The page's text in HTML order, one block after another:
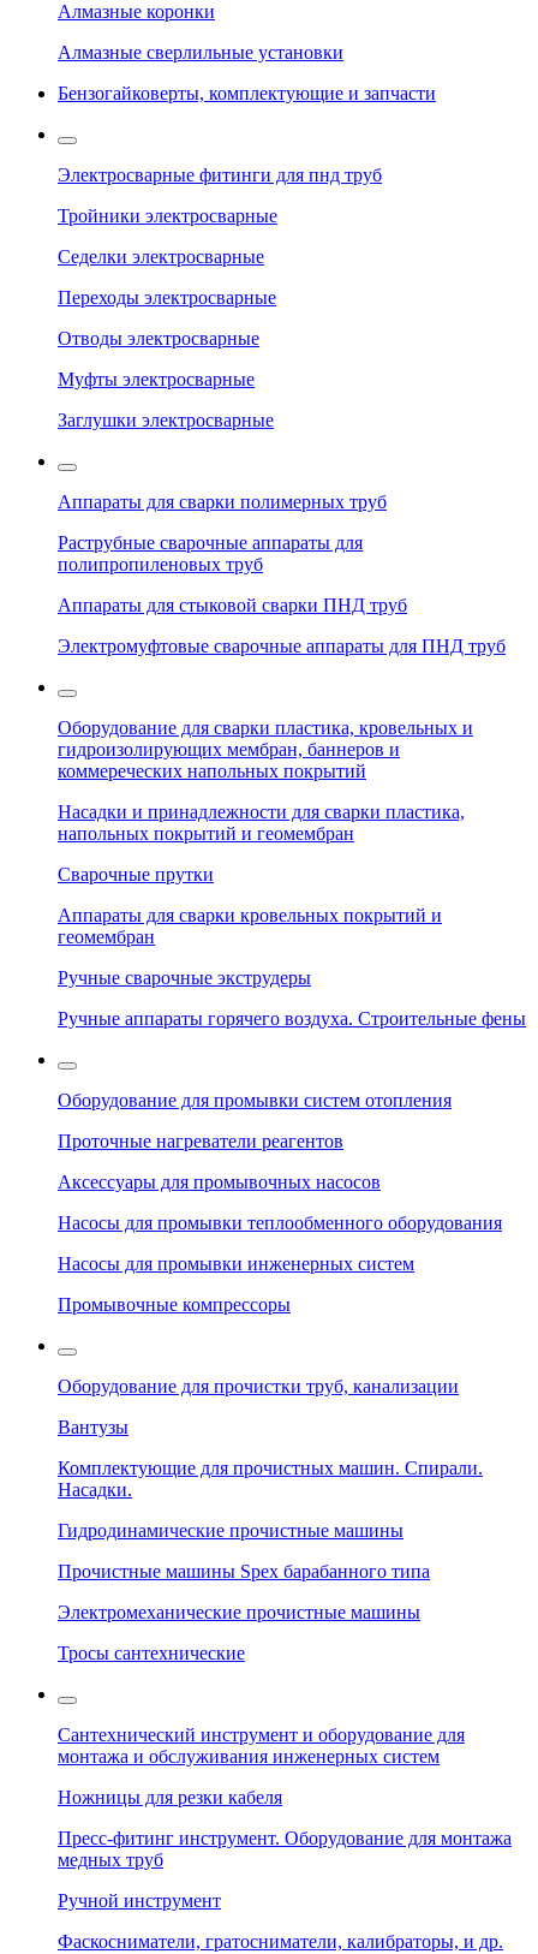
Алмазные коронки
Алмазные сверлильные установки
Бензогайковерты, комплектующие и запчасти
Электросварные фитинги для пнд труб
Тройники электросварные
Седелки электросварные
Переходы электросварные
Отводы электросварные
Муфты электросварные
Заглушки электросварные
Аппараты для сварки полимерных труб
Раструбные сварочные аппараты для
полипропиленовых труб
Аппараты для стыковой сварки ПНД труб
Электромуфтовые сварочные аппараты для ПНД труб
Оборудование для сварки пластика, кровельных и
гидроизолирующих мембран, баннеров и
коммереческих напольных покрытий
Насадки и принадлежности для сварки пластика,
напольных покрытий и геомембран
Сварочные прутки
Аппараты для сварки кровельных покрытий и
геомембран
Ручные сварочные экструдеры
Ручные аппараты горячего воздуха. Строительные фены
Оборудование для промывки систем отопления
Проточные нагреватели реагентов
Аксессуары для промывочных насосов
Насосы для промывки теплообменного оборудования
Насосы для промывки инженерных систем
Промывочные компрессоры
Оборудование для прочистки труб, канализации
Вантузы
Комплектующие для прочистных машин. Спирали.
Насадки.
Гидродинамические прочистные машины
Прочистные машины Spex барабанного типа
Электромеханические прочистные машины
Тросы сантехнические
Сантехнический инструмент и оборудование для
монтажа и обслуживания инженерных систем
Ножницы для резки кабеля
Пресс-фитинг инструмент. Оборудование для монтажа
медных труб
Ручной инструмент
Фаскосниматели, гратосниматели, калибраторы, и др.